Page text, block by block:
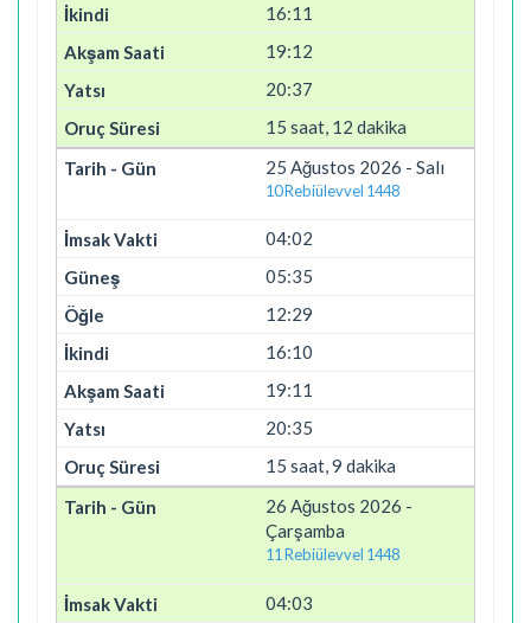
16:11
19:12
20:37
15 saat, 12 dakika
25 Ağustos 2026 - Salı
10 Rebiülevvel 1448
04:02
05:35
12:29
16:10
19:11
20:35
15 saat, 9 dakika
26 Ağustos 2026 -
Çarşamba
11 Rebiülevvel 1448
04:03